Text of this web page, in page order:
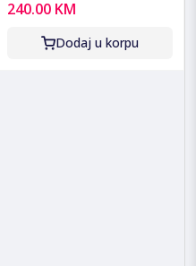
NB1206GO-MC
240.00 KM
Dodaj u korpu